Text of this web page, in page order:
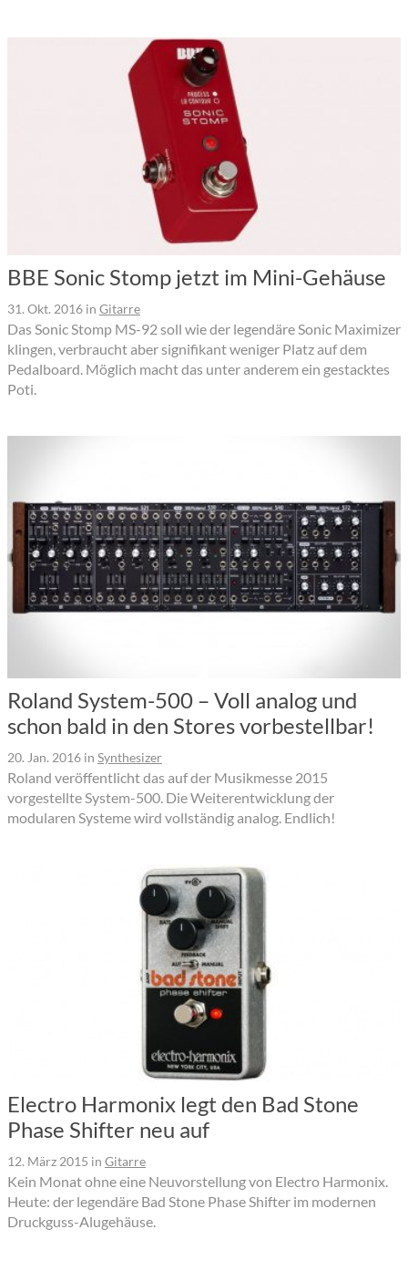
BBE Sonic Stomp jetzt im Mini-Gehäuse
31. Okt. 2016 in Gitarre
Das Sonic Stomp MS-92 soll wie der legendäre Sonic Maximizer
klingen, verbraucht aber signifikant weniger Platz auf dem
Pedalboard. Möglich macht das unter anderem ein gestacktes
Poti.
Roland System-500 – Voll analog und
schon bald in den Stores vorbestellbar!
20. Jan. 2016 in Synthesizer
Roland veröffentlicht das auf der Musikmesse 2015
vorgestellte System-500. Die Weiterentwicklung der
modularen Systeme wird vollständig analog. Endlich!
Electro Harmonix legt den Bad Stone
Phase Shifter neu auf
12. März 2015 in Gitarre
Kein Monat ohne eine Neuvorstellung von Electro Harmonix.
Heute: der legendäre Bad Stone Phase Shifter im modernen
Druckguss-Alugehäuse.